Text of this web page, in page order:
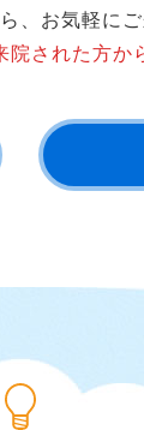
、お気軽にご
された方か